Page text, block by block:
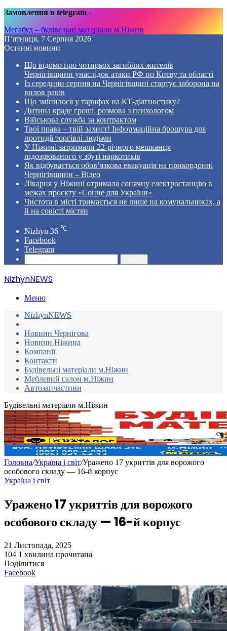
Замовлення в telegram -
Мегабуд – будівельні матеріали м.Ніжин
П’ятниця, 7 Серпня 2026
Останні новини
Що відомо про чотирьох загиблих жителів
Чернігівщини унаслідок атаки РФ по Києву та області
Із середини серпня на Чернігівщині стартує заборона на
вилов раків
Що змінилося у тарифах на КТ-діагностику?
Дитина краде гроші: розмова з психологом
Військова служба за контрактом
Твої права – твій захист! Інформаційна брошура для
протидії торгівлі людьми
У Ніжині затримали 22-річного мешканця
підозрюваного у збуті наркотиків
Як відбувається обов’язкова евакуація на прикордонні
Чернігівщини – Відео
Лікарня у Ніжині отримала сонячну електростанцію в
межах проєкту «Сонце для України»
Чистота в місті тримається не лише на комунальниках, а
й на совісті містян
Nizhyn 36 ℃
Facebook
Telegram
NizhynNEWS
Меню
NizhynNEWS
Новини Чернігова
Новини Ніжина
Компанії
Контакти
Будівельні матеріали м.Ніжин
Меблевий салон м.Ніжин
Автозапчастини
Будівельні матеріали м.Ніжин
Головна/Україна і світ/Уражено 17 укриттів для ворожого
особового складу — 16-й корпус
Україна і світ
Уражено 17 укриттів для ворожого
особового складу — 16-й корпус
21 Листопада, 2025
104 1 хвилина прочитана
Поділитися
Facebook